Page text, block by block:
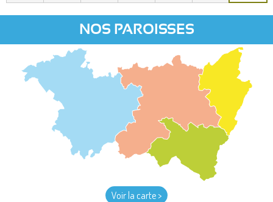
NOS PAROISSES
Voir la carte >